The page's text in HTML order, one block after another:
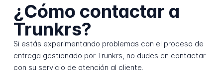
¿Cómo contactar a
Trunkrs?
Si estás experimentando problemas con el proceso de
entrega gestionado por Trunkrs, no dudes en contactar
con su servicio de atención al cliente.